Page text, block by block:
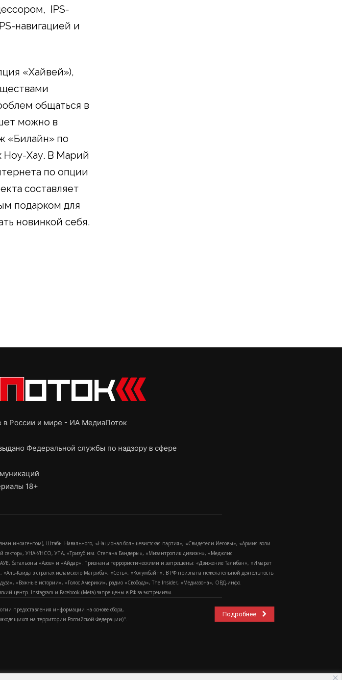
IPS-
навигацией и
«Хайвей»),
общаться в
можно в
«Билайн» по
Ноу-Хау. В Марий
по опции
составляет
подарком для
новинкой себя.
России и мире - ИА МедиаПоток
Федеральной службы по надзору в сфере
18+
иноагентом), Штабы Навального, «Национал-большевистская партия», «Свидетели Иеговы», «Армия воли
сектор», УНА-УНСО, УПА, «Тризуб им. Степана Бандеры», «Мизантропик дивижн», «Меджлис
АУЕ, батальоны «Азов» и «Айдар». Признаны террористическими и запрещены: «Движение Талибан», «Имарат
Каида в странах исламского Магриба», «Сеть», «Колумбайн». В РФ признана нежелательной деятельность
«Важные истории», «Голос Америки», радио «Свобода», The Insider, «Медиазона», ОВД-инфо.
центр. Instagram и Facebook (Metа) запрещены в РФ за экстремизм.
предоставления информации на основе сбора,
на территории Российской Федерации)".
Подробнее